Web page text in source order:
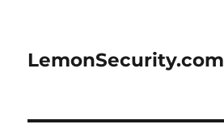
LemonSecurity.com